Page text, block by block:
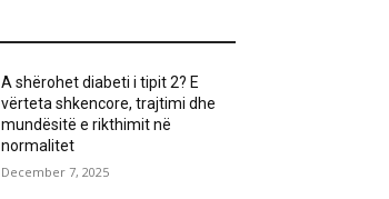
A shërohet diabeti i tipit 2? E
vërteta shkencore, trajtimi dhe
mundësitë e rikthimit në
normalitet
December 7, 2025